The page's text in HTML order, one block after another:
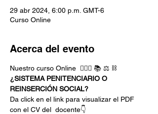
29 abr 2024, 6:00 p.m. GMT-6
Curso Online
Acerca del evento
Nuestro curso Online  🕵🏽‍♀️ 📚 ⚖️ ⛓️
¿SISTEMA PENITENCIARIO O
REINSERCIÓN SOCIAL?
Da click en el link para visualizar el PDF
con el CV del  docente👇